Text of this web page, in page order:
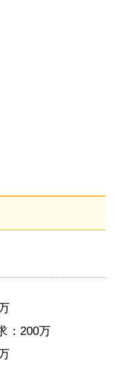
：200万